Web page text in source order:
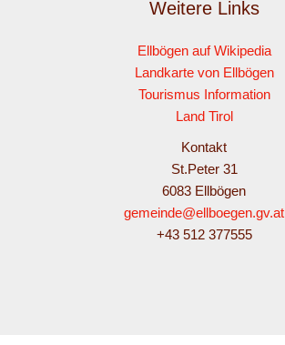
Weitere Links
Ellbögen auf Wikipedia
Landkarte von Ellbögen
Tourismus Information
Land Tirol
Kontakt
St.Peter 31
6083 Ellbögen
gemeinde@ellboegen.gv.at
+43 512 377555